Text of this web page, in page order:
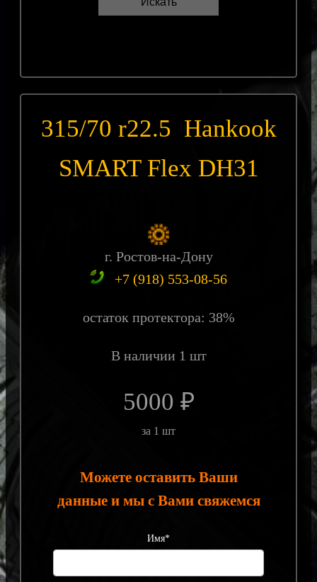
315/70 r22.5 Hankook
SMART Flex DH31
г. Ростов-на-Дону
+7 (918) 553-08-56
остаток протектора: 38%
В наличии 1 шт
5000 ₽
за 1 шт
Можете оставить Ваши
данные и мы с Вами свяжемся
Имя*